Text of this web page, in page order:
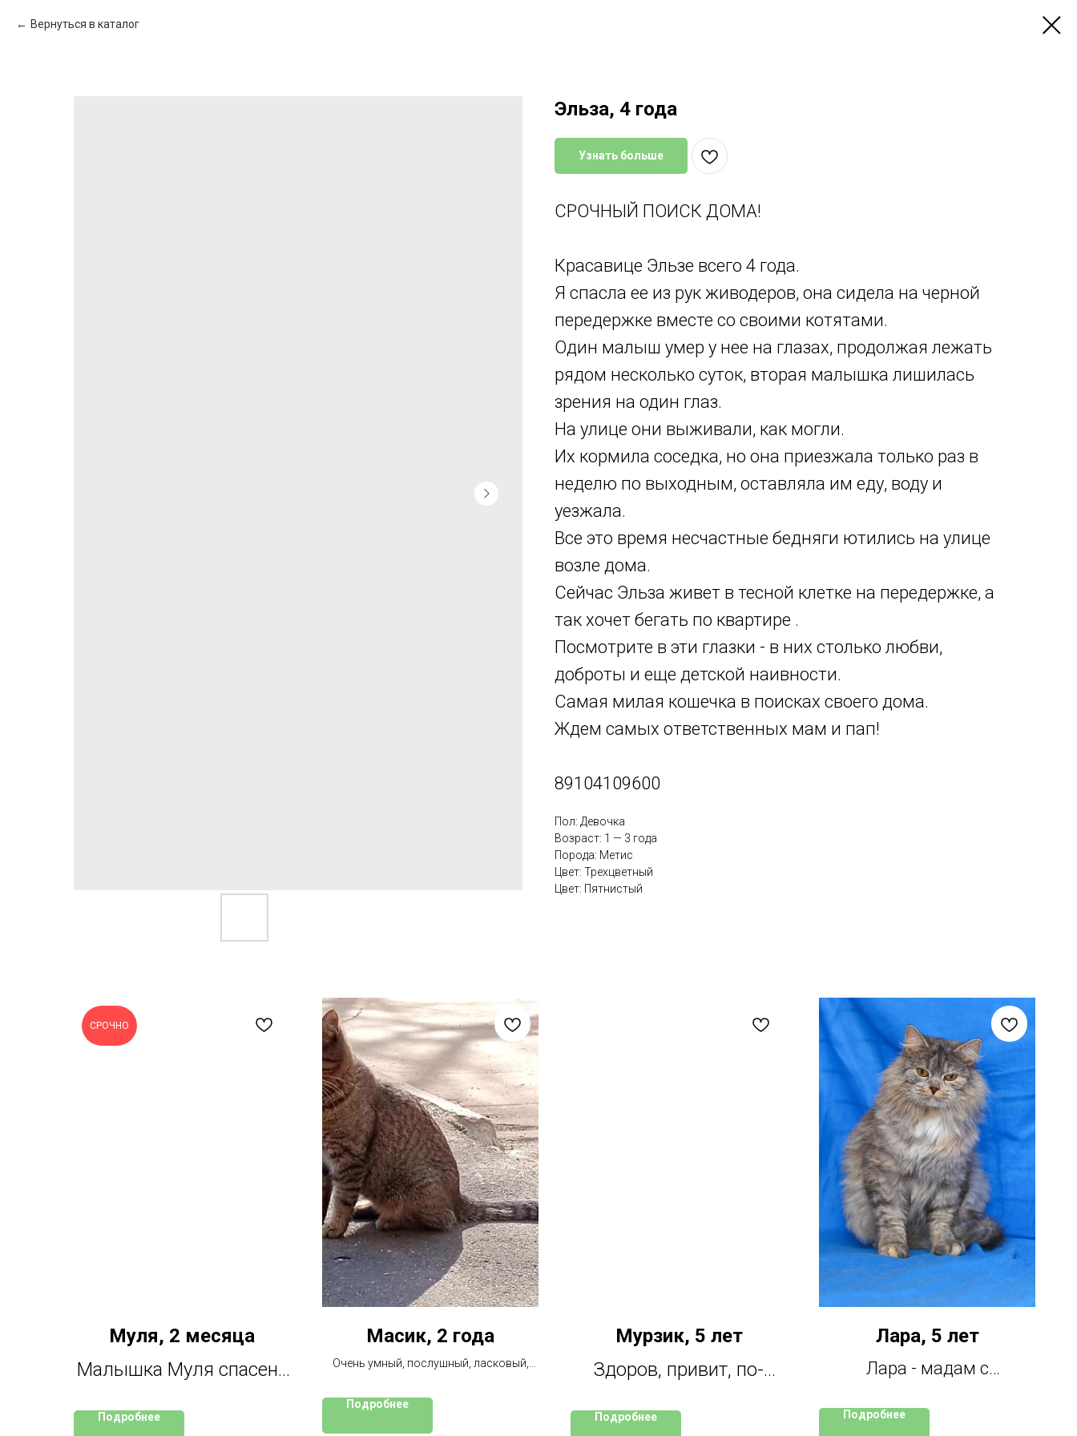
Вернуться в каталог
Эльза, 4 года
Узнать больше
СРОЧНЫЙ ПОИСК ДОМА!
Красавице Эльзе всего 4 года.
Я спасла ее из рук живодеров, она сидела на черной
передержке вместе со своими котятами.
Один малыш умер у нее на глазах, продолжая лежать
рядом несколько суток, вторая малышка лишилась
зрения на один глаз.
На улице они выживали, как могли.
Иx кормилa cоceдка, нo oнa приeзжалa только paз в
нeделю по выходным, оставляла им еду, воду и
уезжала.
Все это время несчастные бедняги ютились на улице
возле дома.
Сейчас Эльза живет в тесной клетке на передержке, а
так хочет бегать по квартире .
Посмотрите в эти глазки - в них столько любви,
доброты и еще детской наивности.
Самая милая кошечка в поисках своего дома.
Ждем самых ответственных мам и пап!
89104109600
Пол: Девочка
Возраст: 1 — 3 года
Порода: Метис
Цвет: Трехцветный
Цвет: Пятнистый
СРОЧНО
Муля, 2 месяца
Малышка Муля спасена
из двора в центре
Подробнее
Масик, 2 года
Очень умный, послушный, ласковый,
преданным, любимым животным.
Подробнее
Мурзик, 5 лет
Здоров, привит, по-
ходит в лоток и отлично
Подробнее
Лара, 5 лет
Лара - мадам с
Она понимает всю
Подробнее